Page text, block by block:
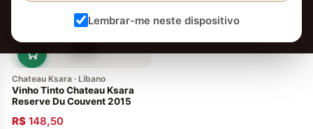
Lembrar-me neste dispositivo
Chateau Ksara · Líbano
Vinho Tinto Chateau Ksara
Reserve Du Couvent 2015
R$ 148,50